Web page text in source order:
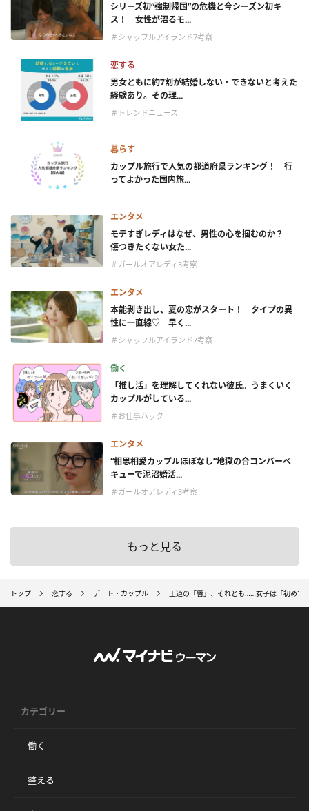
シリーズ初“強制帰国”の危機と今シーズン初キ
ス！ 女性が沼るモ...
＃シャッフルアイランド7考察
恋する
男女ともに約7割が結婚しない・できないと考えた
経験あり。その理...
＃トレンドニュース
暮らす
カップル旅行で人気の都道府県ランキング！ 行
ってよかった国内旅...
エンタメ
モテすぎレディはなぜ、男性の心を掴むのか？
傷つきたくない女た...
＃ガールオアレディ3考察
エンタメ
本能剥き出し、夏の恋がスタート！ タイプの異
性に一直線♡ 早く...
＃シャッフルアイランド7考察
働く
「推し活」を理解してくれない彼氏。うまくいく
カップルがしている...
＃お仕事ハック
エンタメ
“相思相愛カップルほぼなし”地獄の合コンバーベ
キューで泥沼婚活...
＃ガールオアレディ3考察
もっと見る
トップ 恋する デート・カップル 王道の「唇」、それとも……女子は「初めて
カテゴリー
働く
整える